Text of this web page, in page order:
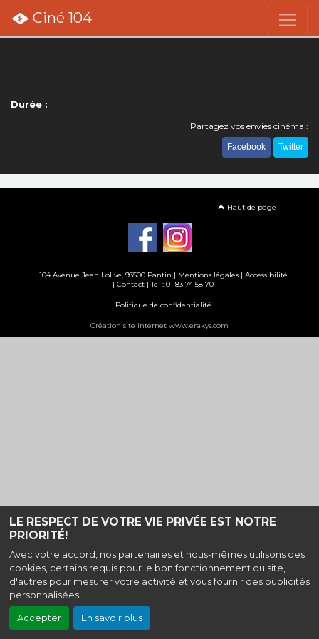
LE RESPECT DE VOTRE VIE PRIVÉE EST NOTRE
PRIORITÉ!
Avec votre accord, nos partenaires et nous-mêmes utilisons des
cookies, certains requis pour le bon fonctionnement du site,
d'autres pour mesurer votre activité et vous fournir des publicités
personnalisées.
Accepter En savoir plus
Ciné 104
Durée :
Partagez vos envies cinéma :
Facebook Twitter
Haut de page
104 Avenue Jean Lolive, 93500 Pantin | Mentions légales| Accessibilité
| Contact | Tel : 01 83 74 58 70
Politique de confidentialité
Création site internet www.erakys.com